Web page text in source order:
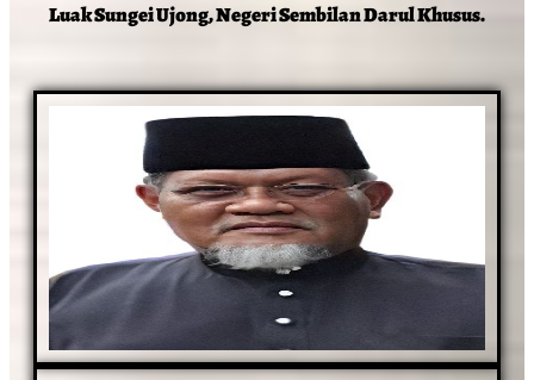
Luak Sungei Ujong, Negeri Sembilan Darul Khusus.